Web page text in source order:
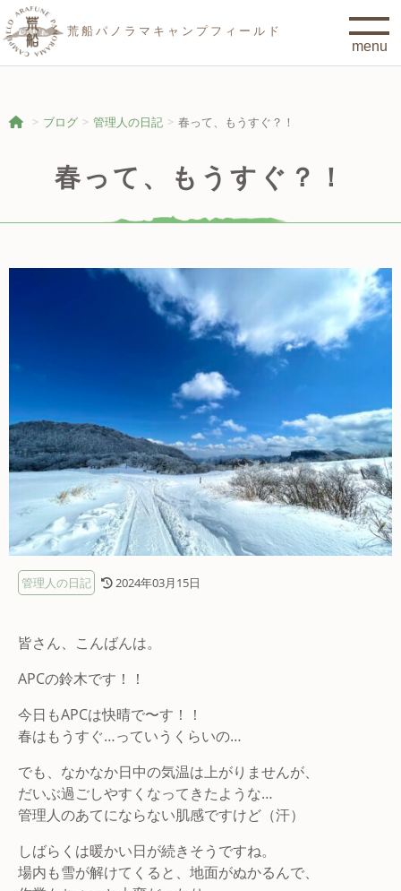
荒船パノラマキャンプフィールド
ブログ 管理人の日記 春って、もうすぐ？！
春って、もうすぐ？！
管理人の日記 2024年03月15日
皆さん、こんばんは。
APCの鈴木です！！
今日もAPCは快晴で〜す！！
春はもうすぐ…っていうくらいの…
でも、なかなか日中の気温は上がりませんが、
だいぶ過ごしやすくなってきたような…
管理人のあてにならない肌感ですけど（汗）
しばらくは暖かい日が続きそうですね。
場内も雪が解けてくると、地面がぬかるんで、